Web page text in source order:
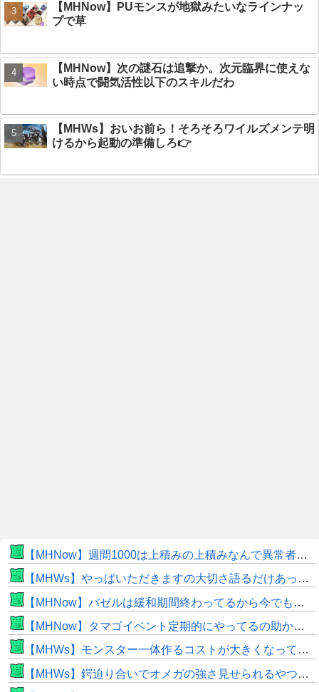
【MHNow】PUモンスが地獄みたいなラインナッ
プで草
【MHNow】次の謎石は追撃か。次元臨界に使えな
い時点で闘気活性以下のスキルだわ
【MHWs】おいお前ら！そろそろワイルズメンテ明
けるから起動の準備しろ👉
【MHNow】週間1000は上積みの上積みなんで異常者です
【MHWs】やっぱいただきますの大切さ語るだけあって飯のこだわり凄いよね
【MHNow】バゼルは緩和期間終わってるから今でもとんでもない数必要なんじゃない？
【MHNow】タマゴイベント定期的にやってるの助かるよね
【MHWs】モンスター一体作るコストが大きくなっている昨今でこそ亜種に頼るべきだよな
【MHWs】鍔迫り合いでオメガの強さ見せられるやつ一番すき